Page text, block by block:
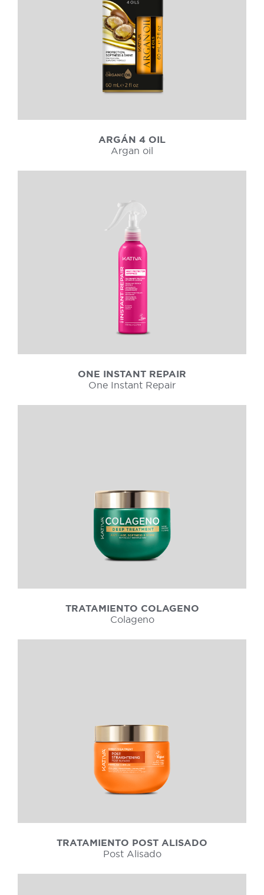
ARGÁN 4 OIL
Argan oil
ONE INSTANT REPAIR
One Instant Repair
TRATAMIENTO COLAGENO
Colageno
TRATAMIENTO POST ALISADO
Post Alisado